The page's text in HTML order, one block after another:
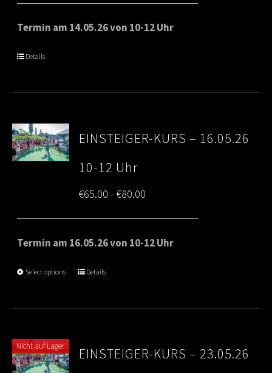
€65.00
Termin am 14.05.26 von 10-12 Uhr
Details
EINSTEIGER-KURS – 16.05.26
10-12 Uhr
€65.00–€80.00
range:
€65.00
Termin am 16.05.26 von 10-12 Uhr
Select options Details
Nicht auf Lager
EINSTEIGER-KURS – 23.05.26